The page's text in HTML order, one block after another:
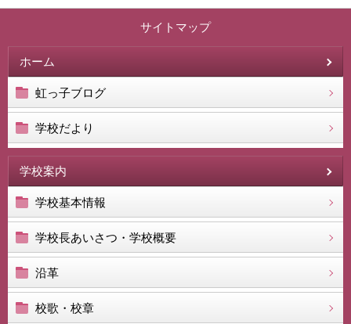
サイトマップ
ホーム
虹っ子ブログ
学校だより
学校案内
学校基本情報
学校長あいさつ・学校概要
沿革
校歌・校章